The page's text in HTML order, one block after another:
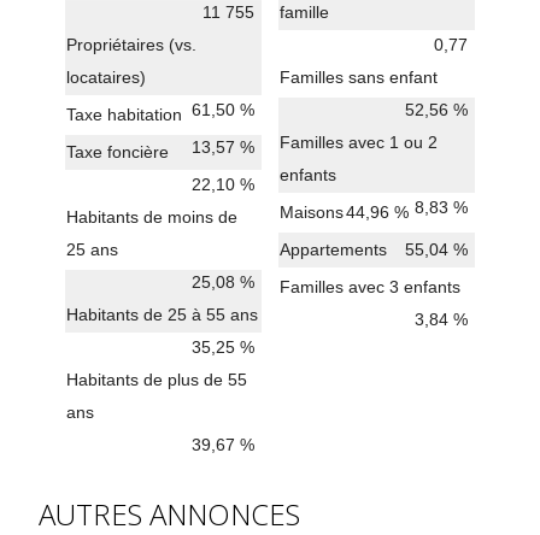
11 755
Propriétaires (vs.
locataires)
61,50 %
Taxe habitation
13,57 %
Taxe foncière
22,10 %
Habitants de moins de
25 ans
25,08 %
Habitants de 25 à 55 ans
35,25 %
Habitants de plus de 55
ans
39,67 %
famille
0,77
Familles sans enfant
52,56 %
Familles avec 1 ou 2
enfants
8,83 %
Maisons44,96 %
Appartements 55,04 %
Familles avec 3 enfants
3,84 %
AUTRES ANNONCES